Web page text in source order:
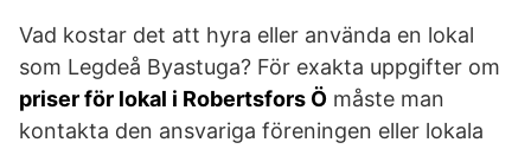
Vad kostar det att hyra eller använda en lokal
som Legdeå Byastuga? För exakta uppgifter om
priser för lokal i Robertsfors Ö måste man
kontakta den ansvariga föreningen eller lokala